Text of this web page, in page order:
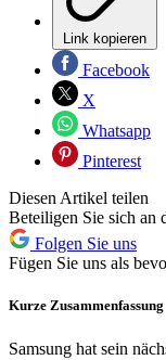
Link kopieren
Facebook
X
Whatsapp
Pinterest
Diesen Artikel teilen
Beteiligen Sie sich an
Folgen Sie uns
Fügen Sie uns als
Kurze Zusammenfassung
Samsung hat sein